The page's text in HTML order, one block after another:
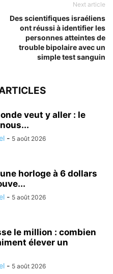
Next article
Des scientifiques israéliens
ont réussi à identifier les
personnes atteintes de
trouble bipolaire avec un
simple test sanguin
veut y aller : le
- 5 août 2026
horloge à 6 dollars
- 5 août 2026
le million : combien
élever un
- 5 août 2026